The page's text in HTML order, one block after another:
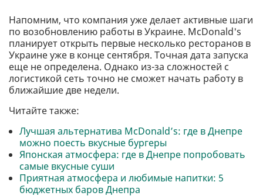
Напомним, что компания уже делает активные шаги
по возобновлению работы в Украине. McDonald's
планирует открыть первые несколько ресторанов в
Украине уже в конце сентября. Точная дата запуска
еще не определена. Однако из-за сложностей с
логистикой сеть точно не сможет начать работу в
ближайшие две недели.
Читайте также:
Лучшая альтернатива McDonald’s: где в Днепре
можно поесть вкусные бургеры
Японская атмосфера: где в Днепре попробовать
самые вкусные суши
Приятная атмосфера и любимые напитки: 5
бюджетных баров Днепра